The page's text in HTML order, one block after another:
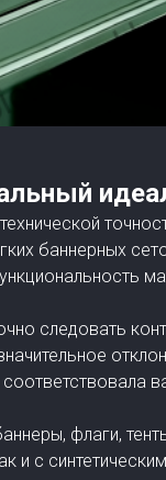
баннерных
следовать
флаги,
и с